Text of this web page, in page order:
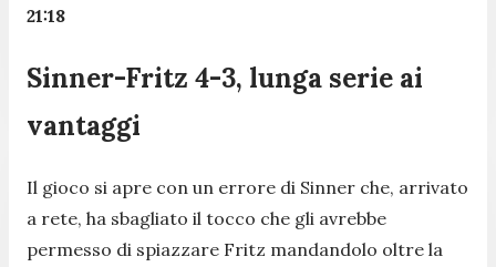
21:18
Sinner-Fritz 4-3, lunga serie ai
vantaggi
Il gioco si apre con un errore di Sinner che, arrivato
a rete, ha sbagliato il tocco che gli avrebbe
permesso di spiazzare Fritz mandandolo oltre la